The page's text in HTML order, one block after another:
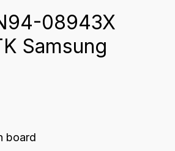
08943X
Samsung
board